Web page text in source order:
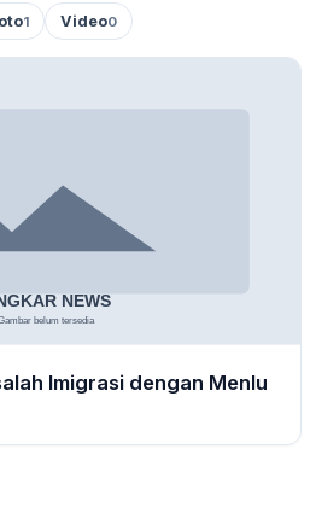
1 Video0
Imigrasi dengan Menlu